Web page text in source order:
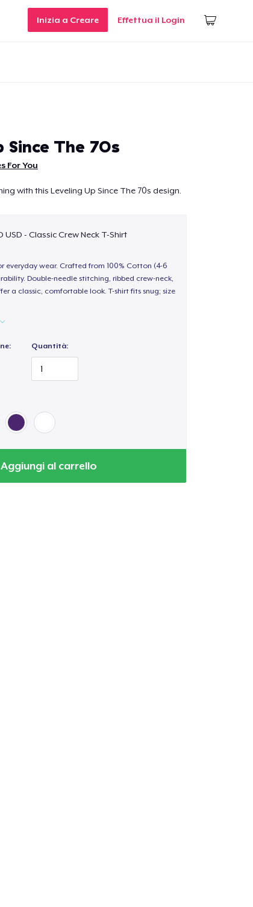
Inizia a Creare Effettua il Login
Since The 70s
For You
with this Leveling Up Since The 70s design.
USD - Classic Crew Neck T-Shirt
everyday wear. Crafted from 100% Cotton (4-6
Double-needle stitching, ribbed crew-neck,
a classic, comfortable look. T-shirt fits snug; size
Quantità:
Aggiungi al carrello